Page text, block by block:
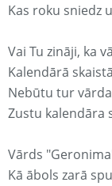
Kas roku sniedz
Vai Tu zināji, ka
Kalendārā
Nebūtu tur
Zustu kalendāra
Vārds
Kā ābols zarā